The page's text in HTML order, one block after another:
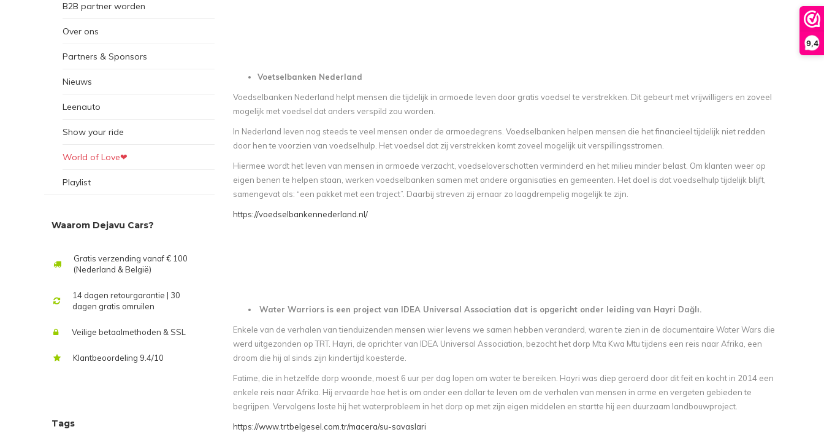
9,4
B2B partner worden
Over ons
Partners & Sponsors
Nieuws
Leenauto
Show your ride
World of Love❤
Playlist
Waarom Dejavu Cars?
Gratis verzending vanaf € 100
(Nederland & België)
14 dagen retourgarantie | 30
dagen gratis omruilen
Veilige betaalmethoden & SSL
Klantbeoordeling 9.4/10
Tags
Voetselbanken Nederland
Voedselbanken Nederland helpt mensen die tijdelijk in armoede leven door gratis voedsel te verstrekken. Dit gebeurt met vrijwilligers en zoveel
mogelijk met voedsel dat anders verspild zou worden.
In Nederland leven nog steeds te veel mensen onder de armoedegrens. Voedselbanken helpen mensen die het financieel tijdelijk niet redden
door hen te voorzien van voedselhulp. Het voedsel dat zij verstrekken komt zoveel mogelijk uit verspillingsstromen.
Hiermee wordt het leven van mensen in armoede verzacht, voedseloverschotten verminderd en het milieu minder belast. Om klanten weer op
eigen benen te helpen staan, werken voedselbanken samen met andere organisaties en gemeenten. Het doel is dat voedselhulp tijdelijk blijft,
samengevat als: “een pakket met een traject”. Daarbij streven zij ernaar zo laagdrempelig mogelijk te zijn.
https://voedselbankennederland.nl/
Water Warriors is een project van IDEA Universal Association dat is opgericht onder leiding van Hayri Dağlı.
Enkele van de verhalen van tienduizenden mensen wier levens we samen hebben veranderd, waren te zien in de documentaire Water Wars die
werd uitgezonden op TRT. Hayri, de oprichter van IDEA Universal Association, bezocht het dorp Mta Kwa Mtu tijdens een reis naar Afrika, een
droom die hij al sinds zijn kindertijd koesterde.
Fatime, die in hetzelfde dorp woonde, moest 6 uur per dag lopen om water te bereiken. Hayri was diep geroerd door dit feit en kocht in 2014 een
enkele reis naar Afrika. Hij ervaarde hoe het is om onder een dollar te leven om de verhalen van mensen in arme en vergeten gebieden te
begrijpen. Vervolgens loste hij het waterprobleem in het dorp op met zijn eigen middelen en startte hij een duurzaam landbouwproject.
https://www.trtbelgesel.com.tr/macera/su-savaslari